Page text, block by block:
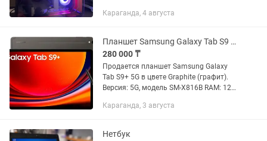
Freezer III Pro 360 В...
Караганда, 4 августа
Планшет Samsung Galaxy Tab S9 plus
280 000 ₸
Продается планшет Samsung Galaxy
Tab S9+ 5G в цвете Graphite (графит).
Версия: 5G, модель SM-X816B RAM: 12
Dynamic AMOLED 2X, 120 Гц Защита:
Караганда, 3 августа
Нетбук